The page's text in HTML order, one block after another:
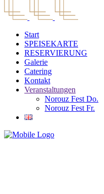
Start
SPEISEKARTE
RESERVIERUNG
Galerie
Catering
Kontakt
Veranstaltungen
Norouz Fest Do.
Norouz Fest Fr.